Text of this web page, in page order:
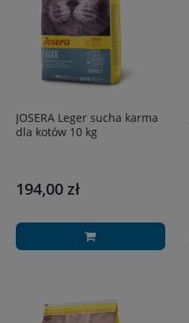
JOSERA Leger sucha karma
dla kotów 10 kg
194,00 zł